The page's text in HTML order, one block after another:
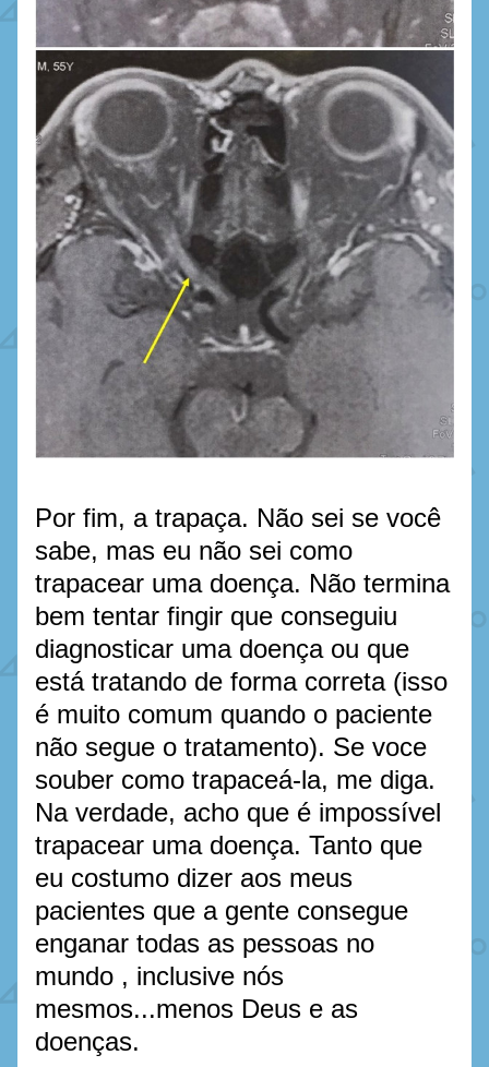
Por fim, a trapaça. Não sei se você
sabe, mas eu não sei como
trapacear uma doença. Não termina
bem tentar fingir que conseguiu
diagnosticar uma doença ou que
está tratando de forma correta (isso
é muito comum quando o paciente
não segue o tratamento). Se voce
souber como trapaceá-la, me diga.
Na verdade, acho que é impossível
trapacear uma doença. Tanto que
eu costumo dizer aos meus
pacientes que a gente consegue
enganar todas as pessoas no
mundo , inclusive nós
mesmos...menos Deus e as
doenças.